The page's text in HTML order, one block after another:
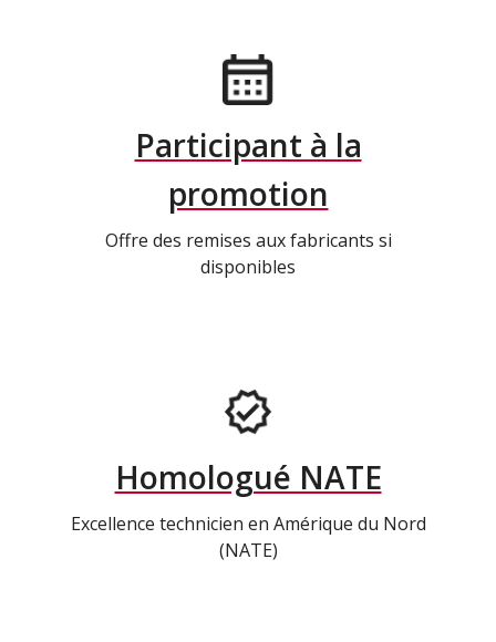
Participant à la
promotion
Offre des remises aux fabricants si
disponibles
Homologué NATE
Excellence technicien en Amérique du Nord
(NATE)